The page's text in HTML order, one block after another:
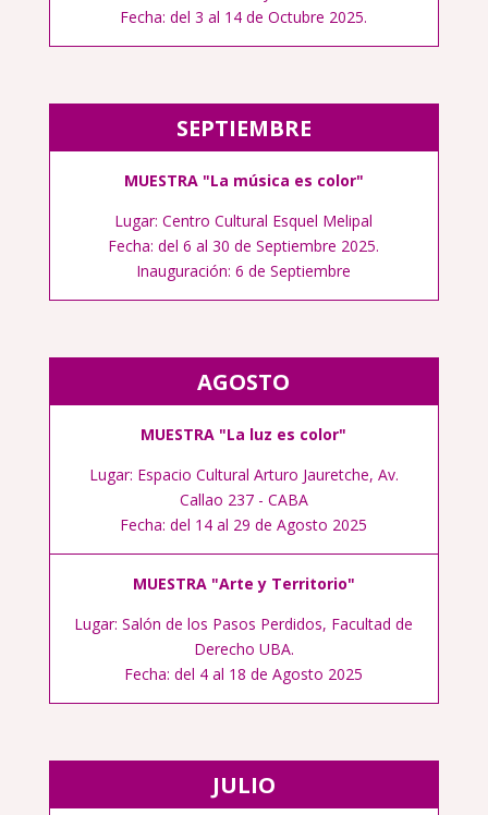
Fecha: del 3 al 14 de Octubre 2025.
SEPTIEMBRE
MUESTRA "La música es color"
Lugar: Centro Cultural Esquel Melipal
Fecha: del 6 al 30 de Septiembre 2025.
Inauguración: 6 de Septiembre
AGOSTO
MUESTRA "La luz es color"
Lugar: Espacio Cultural Arturo Jauretche, Av.
Callao 237 - CABA
Fecha: del 14 al 29 de Agosto 2025
MUESTRA "Arte y Territorio"
Lugar:Salón de los Pasos Perdidos, Facultad de
Derecho UBA.
Fecha: del 4 al 18 de Agosto 2025
JULIO